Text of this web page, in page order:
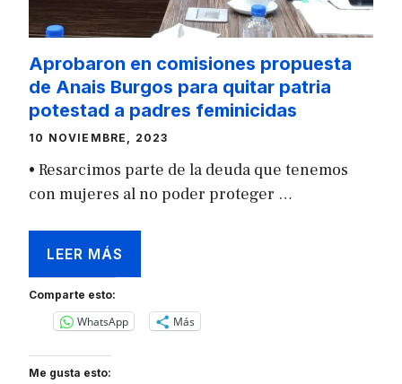
Aprobaron en comisiones propuesta
de Anais Burgos para quitar patria
potestad a padres feminicidas
10 NOVIEMBRE, 2023
• Resarcimos parte de la deuda que tenemos
con mujeres al no poder proteger …
LEER MÁS
Comparte esto:
WhatsApp Más
Me gusta esto: